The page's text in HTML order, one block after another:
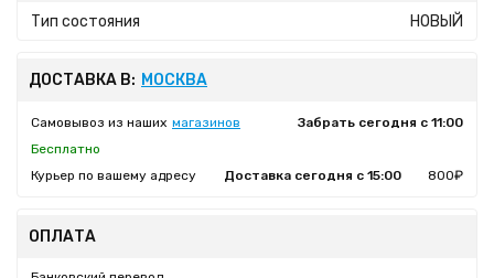
Тип состояния НОВЫЙ
ДОСТАВКА В: МОСКВА
Самовывоз из наших магазинов
Забрать сегодня с 11:00
Бесплатно
Курьер по вашему адресу
Доставка сегодня с 15:00 800₽
ОПЛАТА